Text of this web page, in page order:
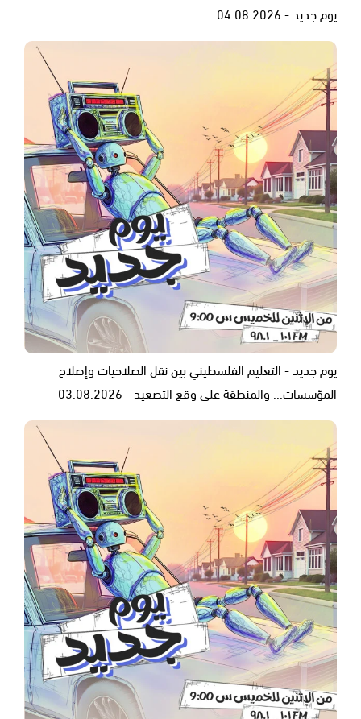
يوم جديد - 04.08.2026
يوم جديد - التعليم الفلسطيني بين نقل الصلاحيات وإصلاح
المؤسسات... والمنطقة على وقع التصعيد - 03.08.2026